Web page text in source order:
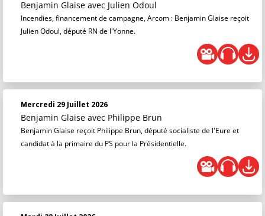
Benjamin Glaise avec Julien Odoul
Incendies, financement de campagne, Arcom : Benjamin Glaise reçoit
Julien Odoul, député RN de l'Yonne.
Mercredi 29 Juillet 2026
Benjamin Glaise avec Philippe Brun
Benjamin Glaise reçoit Philippe Brun, député socialiste de l'Eure et
candidat à la primaire du PS pour la Présidentielle.